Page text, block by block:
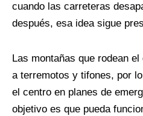
cuando las carreteras
después, esa idea sigue
Las montañas que rodean
a terremotos y tifones, por
el centro en planes de
objetivo es que pueda